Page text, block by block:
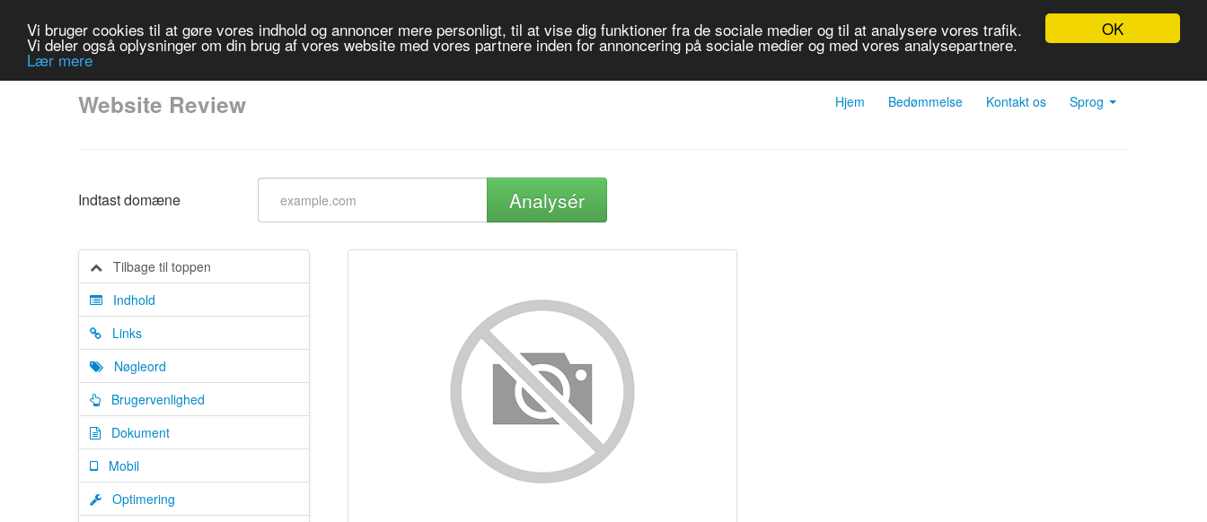
OK
Vi bruger cookies til at gøre vores indhold og annoncer mere personligt, til at vise dig funktioner fra de sociale medier og til at analysere vores trafik.
Vi deler også oplysninger om din brug af vores website med vores partnere inden for annoncering på sociale medier og med vores analysepartnere.
Lær mere
Hjem Bedømmelse Kontakt os Sprog
Website Review
Indtast domæne Analysér
Tilbage til toppen
Indhold
Links
Nøgleord
Brugervenlighed
Dokument
Mobil
Optimering